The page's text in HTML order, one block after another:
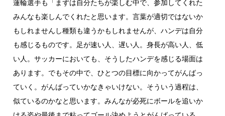
蓮輪選手も「まずは自分たちが楽しむ中で、参加してくれた
みんなも楽しんでくれたと思います。言葉が適切ではないか
もしれませんし種類も違うかもしれませんが、ハンデは自分
も感じるものです。足が速い人、遅い人。身長が高い人、低
い人。サッカーにおいても、そうしたハンデを感じる場面は
あります。でもその中で、ひとつの目標に向かってがんばっ
ていく。がんばっていかなきゃいけない。そういう過程は、
似ているのかなと思います。みんなが必死にボールを追いか